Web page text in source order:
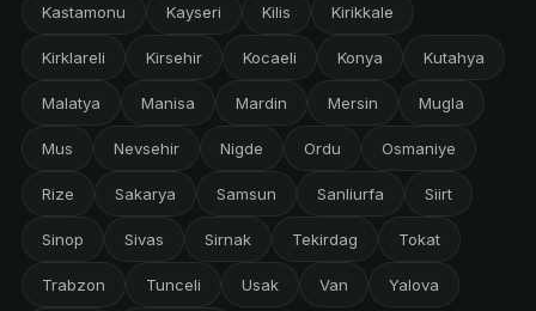
Kastamonu Kayseri Kilis Kirikkale
Kirklareli Kirsehir Kocaeli Konya Kutahya
Malatya Manisa Mardin Mersin Mugla
Mus Nevsehir Nigde Ordu Osmaniye
Rize Sakarya Samsun Sanliurfa Siirt
Sinop Sivas Sirnak Tekirdag Tokat
Trabzon Tunceli Usak Van Yalova